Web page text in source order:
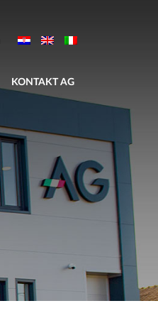
KONTAKT AG